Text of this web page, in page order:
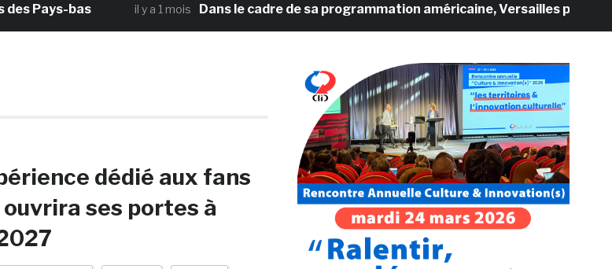
bas il y a 1 mois Dans le cadre de sa programmation américaine, Versailles présente
dédié aux fans
ses portes à